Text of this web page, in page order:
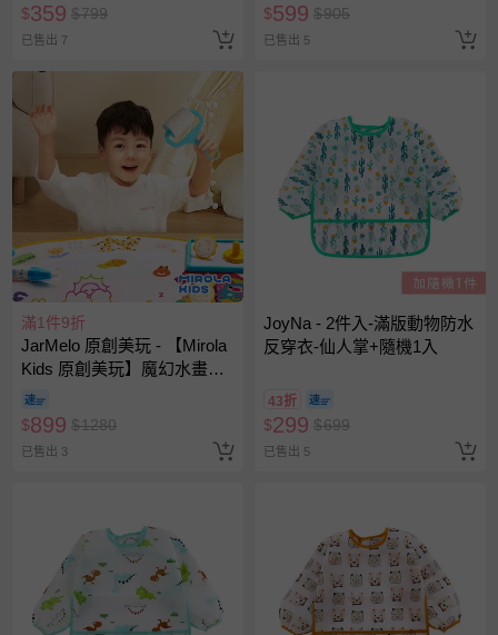
$359 $799
已售出 7
$599 $905
已售出 5
滿1件9折
JarMelo 原創美玩 - 【Mirola
Kids 原創美玩】魔幻水畫布
MK95416
$899 $1280
已售出 3
JoyNa - 2件入-滿版動物防水
反穿衣-仙人掌+隨機1入
43折
$299 $699
已售出 5